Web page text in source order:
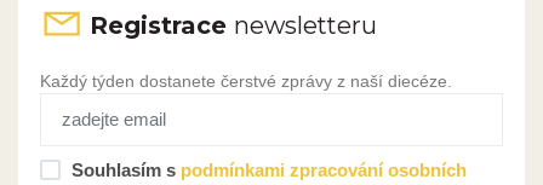
Registrace newsletteru
Každý týden dostanete čerstvé zprávy z naší diecéze.
Souhlasím s podmínkami zpracování osobních